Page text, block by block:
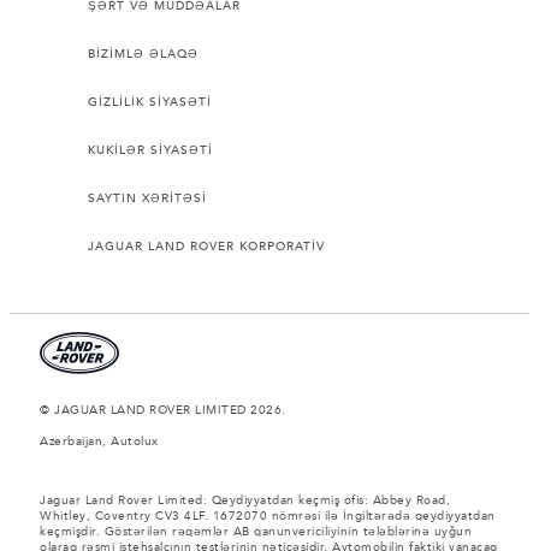
ŞƏRT VƏ MÜDDƏALAR
BİZİMLƏ ƏLAQƏ
GİZLİLİK SİYASƏTİ
KUKİLƏR SİYASƏTİ
SAYTIN XƏRİTƏSİ
JAGUAR LAND ROVER KORPORATİV
© JAGUAR LAND ROVER LIMITED 2026.
Azerbaijan, Autolux
Jaguar Land Rover Limited: Qeydiyyatdan keçmiş ofis: Abbey Road,
Whitley, Coventry CV3 4LF. 1672070 nömrəsi ilə İngiltərədə qeydiyyatdan
keçmişdir. Göstərilən rəqəmlər AB qanunvericiliyinin tələblərinə uyğun
olaraq rəsmi istehsalçının testlərinin nəticəsidir. Avtomobilin faktiki yanacaq